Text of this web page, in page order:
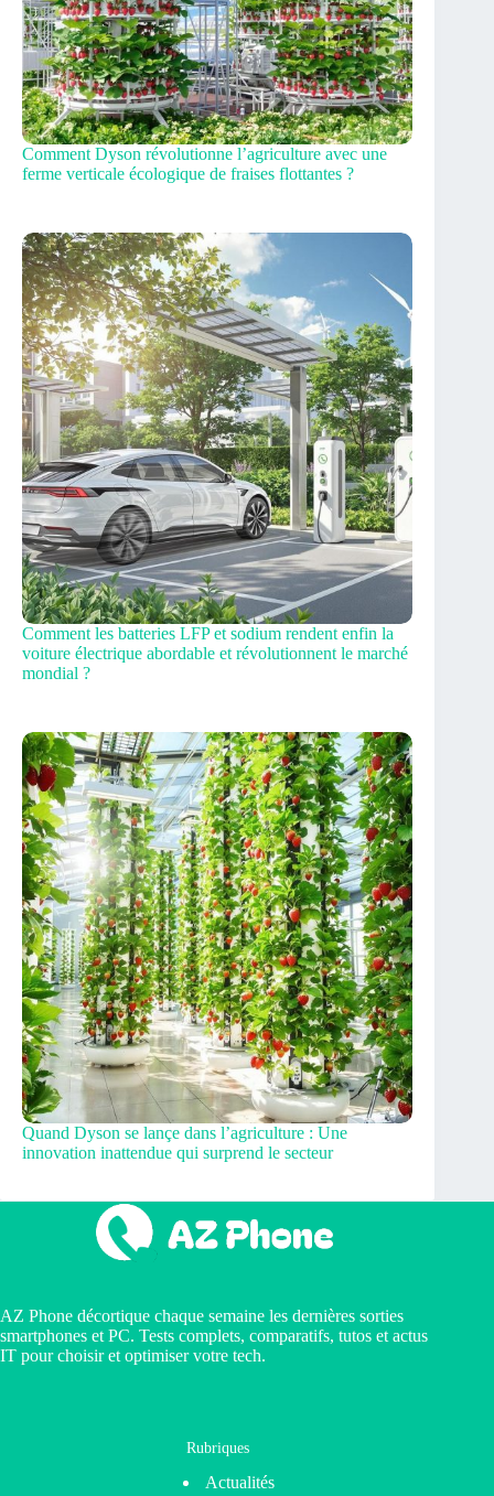
Comment Dyson révolutionne l’agriculture avec une
ferme verticale écologique de fraises flottantes ?
Comment les batteries LFP et sodium rendent enfin la
voiture électrique abordable et révolutionnent le marché
mondial ?
Quand Dyson se lançe dans l’agriculture : Une
innovation inattendue qui surprend le secteur
AZ Phone décortique chaque semaine les dernières sorties
smartphones et PC. Tests complets, comparatifs, tutos et actus
IT pour choisir et optimiser votre tech.
Rubriques
Actualités